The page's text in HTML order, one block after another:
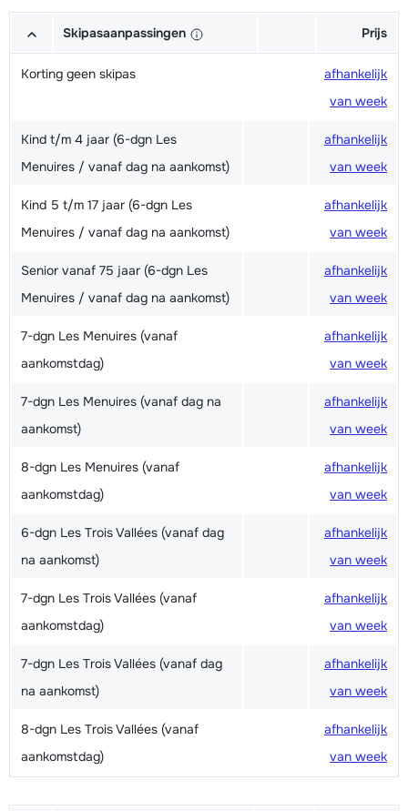
Skipasaanpassingen Prijs
Korting geen skipas
afhankelijk
van week
Kind t/m 4 jaar (6-dgn Les
Menuires / vanaf dag na aankomst)
afhankelijk
van week
Kind 5 t/m 17 jaar (6-dgn Les
Menuires / vanaf dag na aankomst)
afhankelijk
van week
Senior vanaf 75 jaar (6-dgn Les
Menuires / vanaf dag na aankomst)
afhankelijk
van week
7-dgn Les Menuires (vanaf
aankomstdag)
afhankelijk
van week
7-dgn Les Menuires (vanaf dag na
aankomst)
afhankelijk
van week
8-dgn Les Menuires (vanaf
aankomstdag)
afhankelijk
van week
6-dgn Les Trois Vallées (vanaf dag
na aankomst)
afhankelijk
van week
7-dgn Les Trois Vallées (vanaf
aankomstdag)
afhankelijk
van week
7-dgn Les Trois Vallées (vanaf dag
na aankomst)
afhankelijk
van week
8-dgn Les Trois Vallées (vanaf
aankomstdag)
afhankelijk
van week